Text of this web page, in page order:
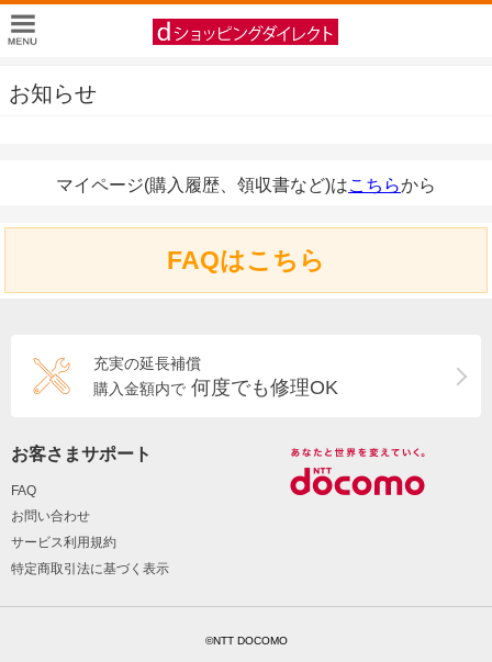
お知らせ
マイページ(購入履歴、領収書など)はこちらから
FAQはこちら
充実の延長補償
購入金額内で 何度でも修理OK
お客さまサポート
FAQ
お問い合わせ
サービス利用規約
特定商取引法に基づく表示
©NTT DOCOMO